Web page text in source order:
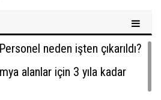
neden işten çıkarıldı?
alanlar için 3 yıla kadar